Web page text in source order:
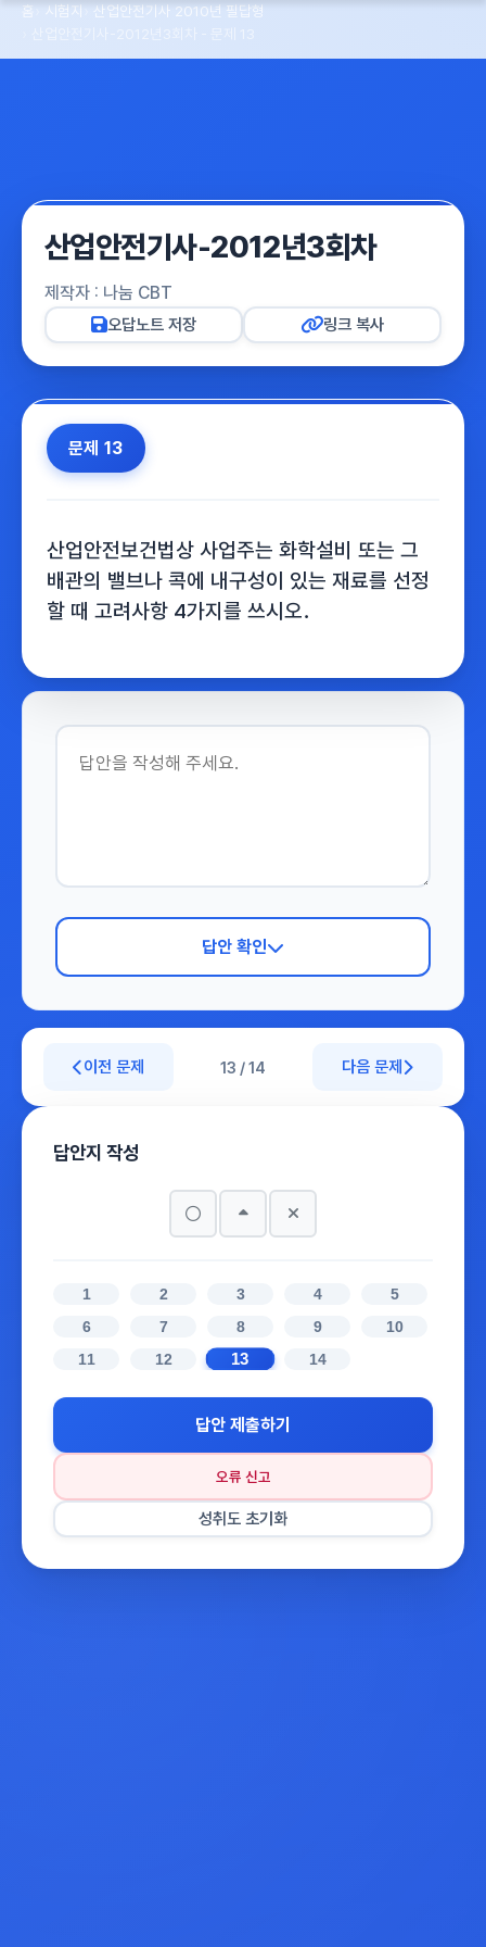
홈 시험지
산업안전기사 2010년 필답형
산업안전기사-2012년3회차
제작자 : 나눔 CBT
오답노트 저장 링크 복사
문제 13
산업안전보건법상 사업주는 화학설비 또는 그
배관의 밸브나 콕에 내구성이 있는 재료를 선정
할 때 고려사항 4가지를 쓰시오．
답안 확인
이전 문제 13 / 14 다음 문제
답안지 작성
1 2 3 4
5
6
7 8 9
10
11
12 13 14
답안 제출하기
오류 신고
성취도 초기화